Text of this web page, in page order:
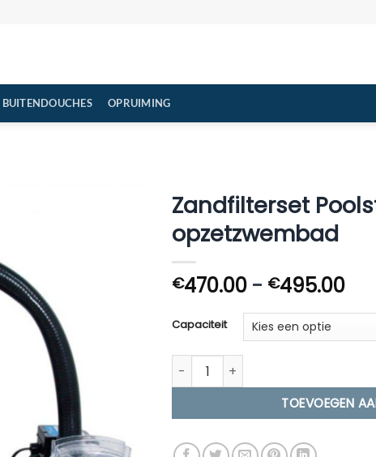
BUITENDOUCHES OPRUIMING
Zandfilterset
opzetzwembad
€470.00 - €495.00
Capaciteit
Zandfilterset Poolstyle voor
TOEVOEGEN